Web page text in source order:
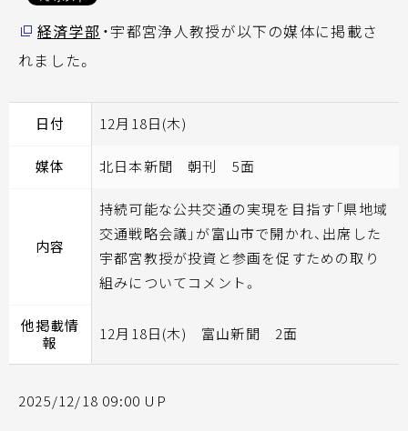
経済学部 ・宇都宮浄人教授が以下の媒体に掲載さ
れました。
日付 12月18日(木)
媒体 北日本新聞 朝刊 5面
内容
持続可能な公共交通の実現を目指す「県地域
交通戦略会議」が富山市で開かれ、出席した
宇都宮教授が投資と参画を促すための取り
組みについてコメント。
他掲載情
報
12月18日(木) 富山新聞 2面
2025/12/18 09:00 UP